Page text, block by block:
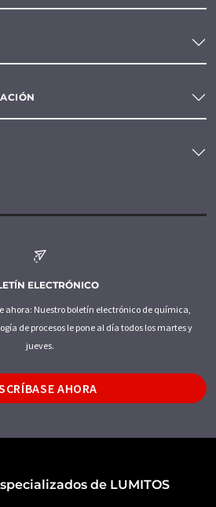
ELECTRÓNICO
ahora: Nuestro boletín electrónico de química,
de procesos le pone al día todos los martes y
jueves.
AHORA
de LUMITOS